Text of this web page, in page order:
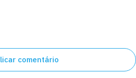
comentário